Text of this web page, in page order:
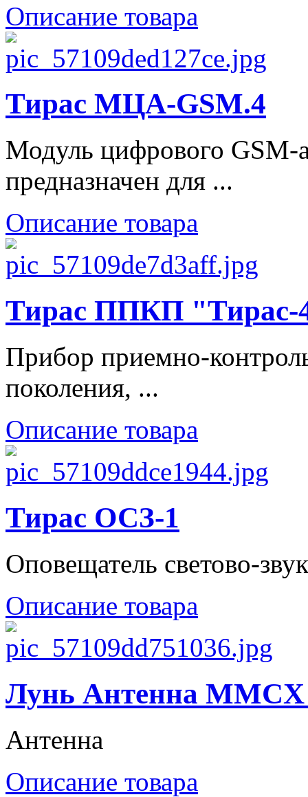
Описание товара
Тирас МЦА-GSM.4
Модуль цифрового
предназначен для ...
Описание товара
Тирас ППКП
Прибор приемно-
поколения, ...
Описание товара
Тирас ОСЗ-1
Оповещатель светово-
Описание товара
Лунь Антенна
Антенна
Описание товара